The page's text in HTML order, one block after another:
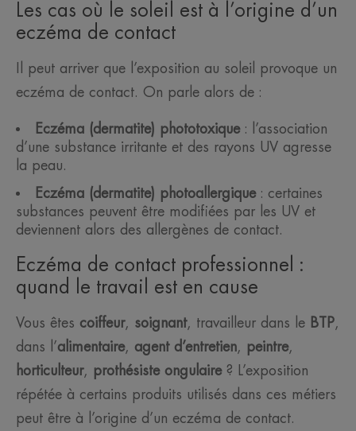
Les cas où le soleil est à l’origine d’un
eczéma de contact
Il peut arriver que l’exposition au soleil provoque un
eczéma de contact. On parle alors de :
Eczéma (dermatite) phototoxique: l’association
d’une substance irritante et des rayons UV agresse
la peau.
Eczéma (dermatite) photoallergique: certaines
substances peuvent être modifiées par les UV et
deviennent alors des allergènes de contact.
Eczéma de contact professionnel :
quand le travail est en cause
Vous êtes coiffeur, soignant, travailleur dans le BTP,
dans l’alimentaire, agent d’entretien, peintre,
horticulteur, prothésiste ongulaire? L’exposition
répétée à certains produits utilisés dans ces métiers
peut être à l’origine d’un eczéma de contact.